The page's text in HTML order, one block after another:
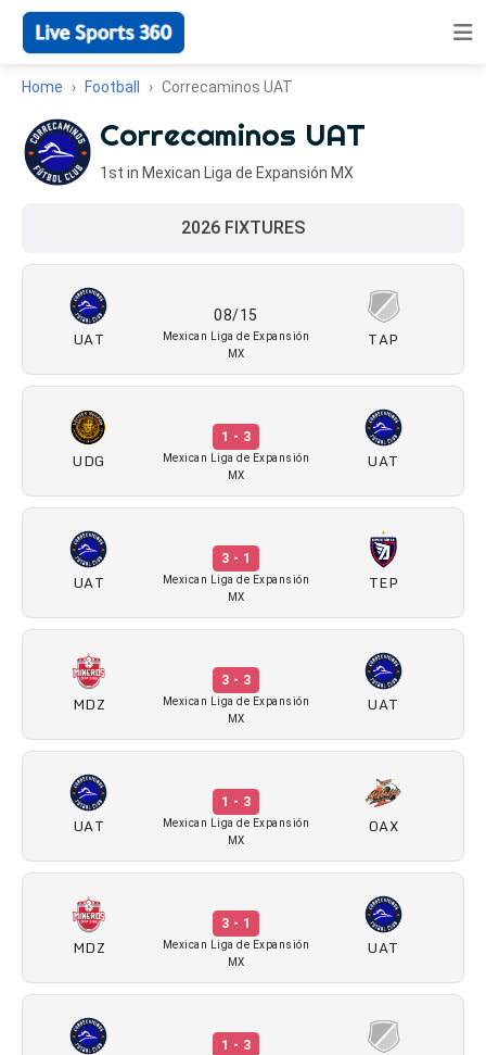
Home Football Correcaminos UAT
Correcaminos UAT
1st in Mexican Liga de Expansión MX
2026 FIXTURES
UAT
08/15
Mexican Liga de Expansión
MX
TAP
UDG
1 - 3
Mexican Liga de Expansión
MX
UAT
UAT
3 - 1
Mexican Liga de Expansión
MX
TEP
MDZ
3 - 3
Mexican Liga de Expansión
MX
UAT
UAT
1 - 3
Mexican Liga de Expansión
MX
OAX
MDZ
3 - 1
Mexican Liga de Expansión
MX
UAT
1 - 3